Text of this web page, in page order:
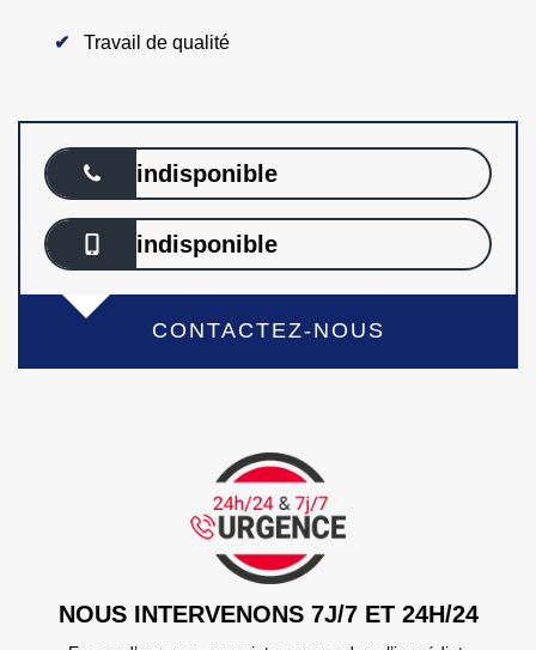
Travail de qualité
indisponible
indisponible
CONTACTEZ-NOUS
NOUS INTERVENONS 7J/7 ET 24H/24